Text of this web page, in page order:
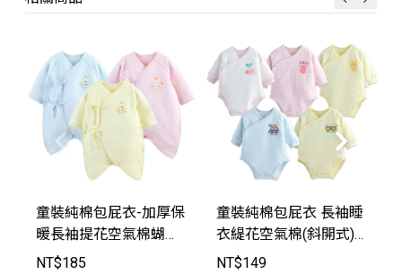
童裝純棉包屁衣-加厚保
暖長袖提花空氣棉蝴蝶
衣連身衣【BC0416】J
NT$185
童裝純棉包屁衣 長袖睡
衣緹花空氣棉(斜開式)
連身衣【BC0214B】Jo
NT$149